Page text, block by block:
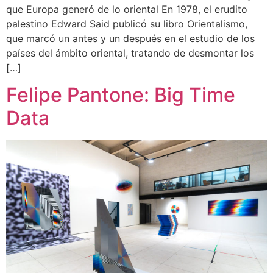
que Europa generó de lo oriental En 1978, el erudito
palestino Edward Said publicó su libro Orientalismo,
que marcó un antes y un después en el estudio de los
países del ámbito oriental, tratando de desmontar los
[…]
Felipe Pantone: Big Time
Data